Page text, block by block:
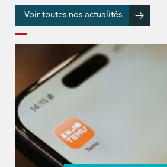
Voir toutes nos actualités